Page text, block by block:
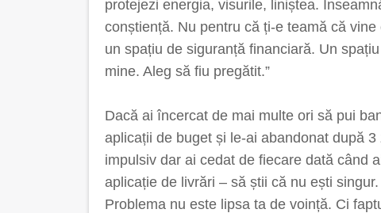
protejezi energia, visurile, liniștea.
conștiență. Nu pentru că ți-e teamă că
un spațiu de siguranță financiară. Un
mine. Aleg să fiu pregătit.”
Dacă ai încercat de mai multe ori să pui
aplicații de buget și le-ai abandonat după
impulsiv dar ai cedat de fiecare dată când
aplicație de livrări – să știi că nu ești singur.
Problema nu este lipsa ta de voință. Ci